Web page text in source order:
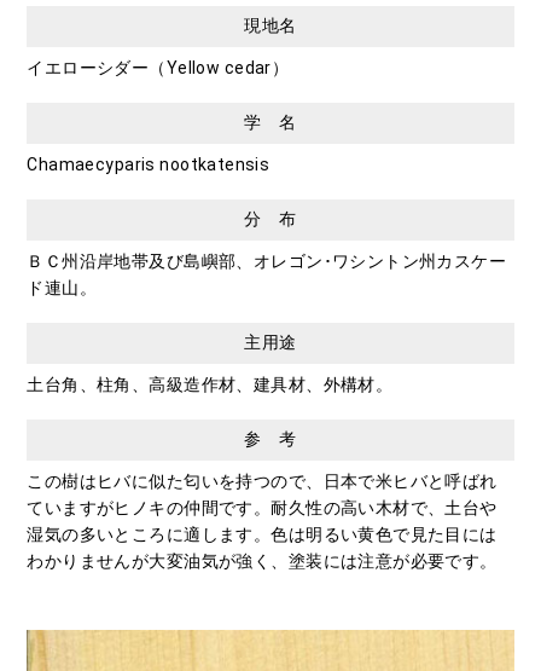
現地名
イエローシダー（Yellow cedar）
学 名
Chamaecyparis nootkatensis
分 布
ＢＣ州沿岸地帯及び島嶼部、オレゴン･ワシントン州カスケー
ド連山。
主用途
土台角、柱角、高級造作材、建具材、外構材。
参 考
この樹はヒバに似た匂いを持つので、日本で米ヒバと呼ばれ
ていますがヒノキの仲間です。耐久性の高い木材で、土台や
湿気の多いところに適します。色は明るい黄色で見た目には
わかりませんが大変油気が強く、塗装には注意が必要です。